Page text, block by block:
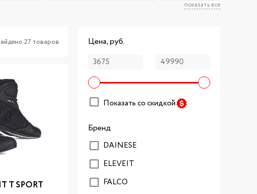
показать все
27 товаров
T SPORT
Цена, руб.
Показать со скидкой
Бренд
DAINESE
ELEVEIT
FALCO